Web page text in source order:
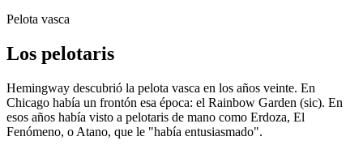
Pelota vasca
Los pelotaris
Hemingway descubrió la pelota vasca en los años veinte. En
Chicago había un frontón esa época: el Rainbow Garden (sic). En
esos años había visto a pelotaris de mano como Erdoza, El
Fenómeno, o Atano, que le "había entusiasmado".